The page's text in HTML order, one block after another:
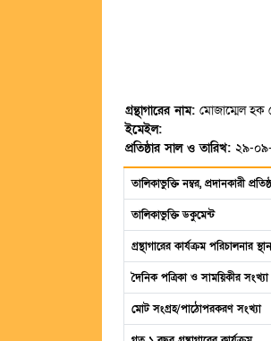
গ্রন্থাগারের নাম: মোজাম্মেল হক
ইমেইল:
প্রতিষ্ঠার সাল ও তারিখ: ২৯-
তালিকাভুক্তি নম্বর, প্রদানকারী
তালিকাভুক্তি ডকুমেন্ট
গ্রন্থাগারের কার্যক্রম পরিচালনার স্থান
দৈনিক পত্রিকা ও সাময়িকীর
মোট সংগ্রহ/পাঠোপরকরণ সংখ্যা